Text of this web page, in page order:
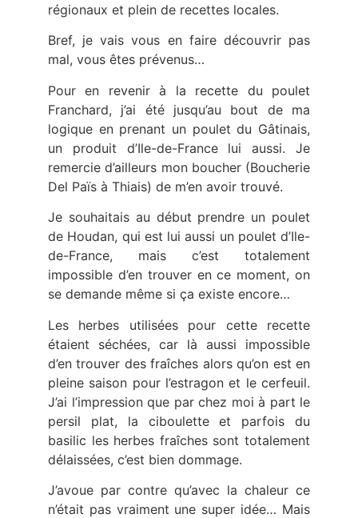
régionaux et plein de recettes locales.
Bref, je vais vous en faire découvrir pas
mal, vous êtes prévenus…
Pour en revenir à la recette du poulet
Franchard, j’ai été jusqu’au bout de ma
logique en prenant un poulet du Gâtinais,
un produit d’Ile-de-France lui aussi. Je
remercie d’ailleurs mon boucher (Boucherie
Del Païs à Thiais) de m’en avoir trouvé.
Je souhaitais au début prendre un poulet
de Houdan, qui est lui aussi un poulet d’Ile-
de-France, mais c’est totalement
impossible d’en trouver en ce moment, on
se demande même si ça existe encore…
Les herbes utilisées pour cette recette
étaient séchées, car là aussi impossible
d’en trouver des fraîches alors qu’on est en
pleine saison pour l’estragon et le cerfeuil.
J’ai l’impression que par chez moi à part le
persil plat, la ciboulette et parfois du
basilic les herbes fraîches sont totalement
délaissées, c’est bien dommage.
J’avoue par contre qu’avec la chaleur ce
n’était pas vraiment une super idée… Mais